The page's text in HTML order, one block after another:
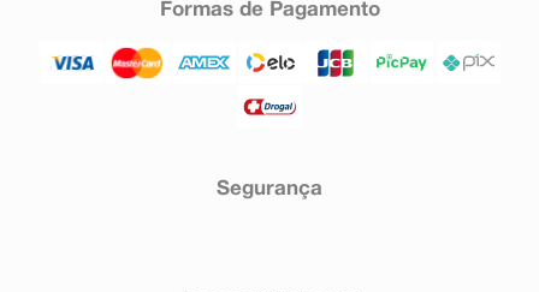
Formas de Pagamento
Segurança